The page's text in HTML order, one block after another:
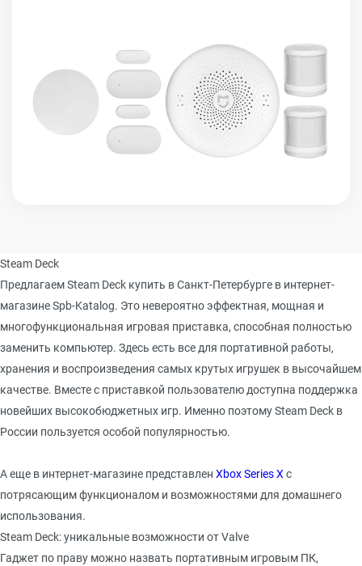
Steam Deck
Предлагаем Steam Deck купить в Санкт-Петербурге в интернет-
магазине Spb-Katalog. Это невероятно эффектная, мощная и
многофункциональная игровая приставка, способная полностью
заменить компьютер. Здесь есть все для портативной работы,
хранения и воспроизведения самых крутых игрушек в высочайшем
качестве. Вместе с приставкой пользователю доступна поддержка
новейших высокобюджетных игр. Именно поэтому Steam Deck в
России пользуется особой популярностью.
А еще в интернет-магазине представлен Xbox Series Xс
потрясающим функционалом и возможностями для домашнего
использования.
Steam Deck: уникальные возможности от Valve
Гаджет по праву можно назвать портативным игровым ПК,